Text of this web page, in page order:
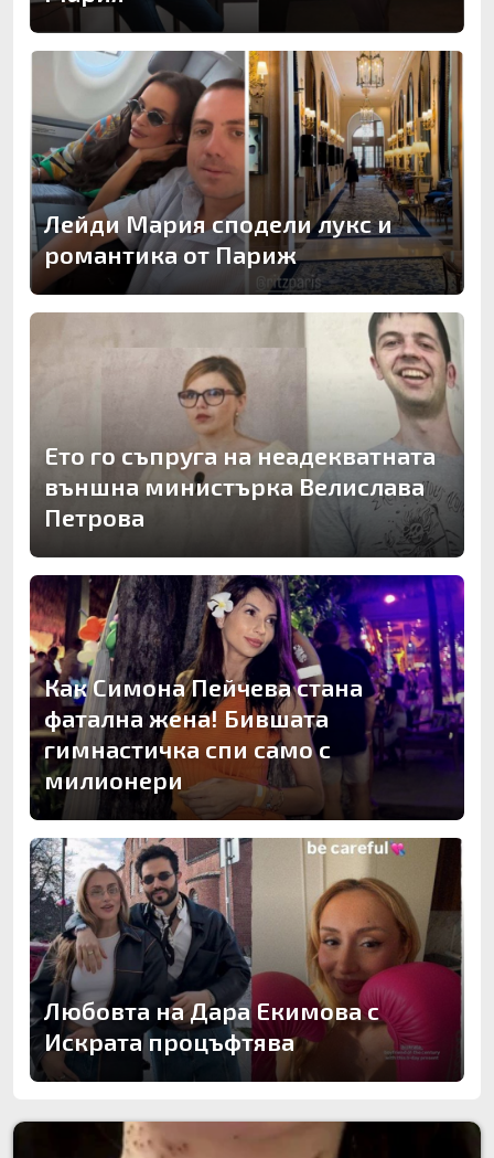
Лейди Мария сподели лукс и
романтика от Париж
Ето го съпруга на неадекватната
външна министърка Велислава
Петрова
Как Симона Пейчева стана
фатална жена! Бившата
гимнастичка спи само с
милионери
Любовта на Дара Екимова с
Искрата процъфтява